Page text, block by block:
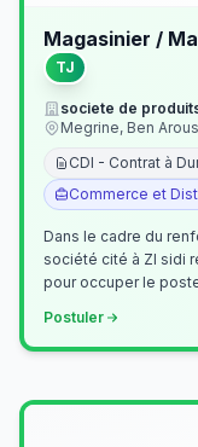
Magasinier /
TJ
societe de
Megrine, Ben
CDI - Contrat à
Commerce et
Dans le cadre du
société cité à ZI sidi
pour occuper le
Postuler